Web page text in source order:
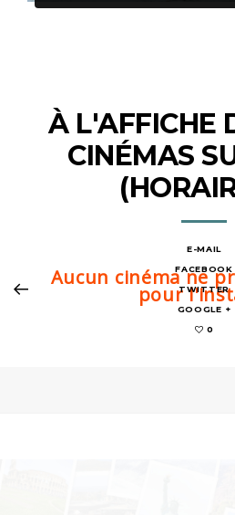
À L'AFFICHE
CINÉMAS
Aucun cinéma ne
pour
E-MAIL
FACEBOOK
TWITTER
GOOGLE +
0